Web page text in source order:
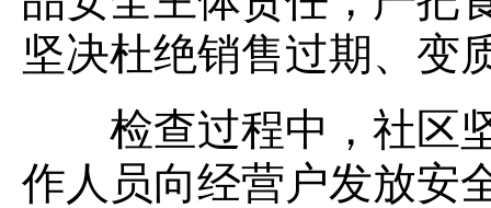
坚决杜绝销售过期、变
检查过程中，社区坚
作人员向经营户发放安